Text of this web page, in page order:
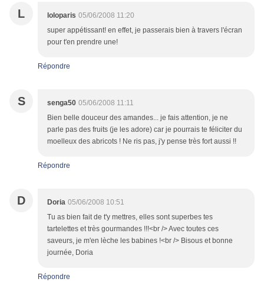
L loloparis 05/06/2008 11:20
super appétissant! en effet, je passerais bien à travers l'écran
pour t'en prendre une!
Répondre
S senga50 05/06/2008 11:11
Bien belle douceur des amandes... je fais attention, je ne
parle pas des fruits (je les adore) car je pourrais te féliciter du
moelleux des abricots ! Ne ris pas, j'y pense très fort aussi !!
Répondre
D Doria 05/06/2008 10:51
Tu as bien fait de t'y mettres, elles sont superbes tes
tartelettes et très gourmandes !!!<br /> Avec toutes ces
saveurs, je m'en lèche les babines !<br /> Bisous et bonne
journée, Doria
Répondre